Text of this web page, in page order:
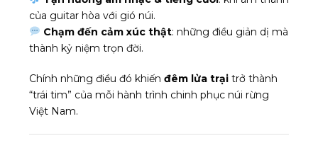
của guitar hòa với gió núi.
Chạm đến cảm xúc thật: những điều giản dị mà
thành kỷ niệm trọn đời.
Chính những điều đó khiến đêm lửa trại trở thành
“trái tim” của mỗi hành trình chinh phục núi rừng
Việt Nam.